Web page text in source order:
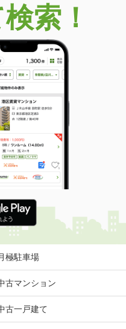
索！
極駐車場
古マンション
古一戸建て